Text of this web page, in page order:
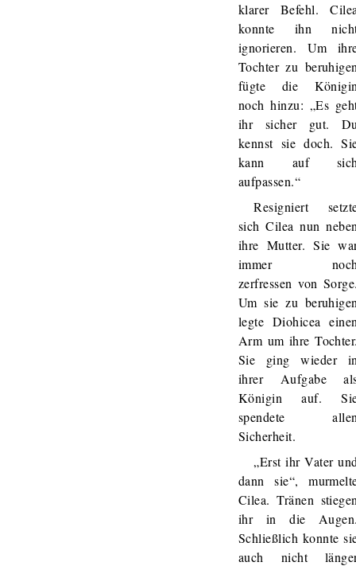
klarer Befehl.
konnte ihn
ignorieren. Um
Tochter zu
fügte die
noch hinzu: „Es
ihr sicher gut.
kennst sie doch.
kann auf
aufpassen.“
Resigniert
sich Cilea nun
ihre Mutter. Sie
immer
zerfressen von
Um sie zu
legte Diohicea
Arm um ihre
Sie ging wieder
ihrer Aufgabe
Königin auf.
spendete
Sicherheit.
„Erst ihr Vater
dann sie“,
Cilea. Tränen
ihr in die
Schließlich konnte
auch nicht